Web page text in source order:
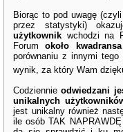
Biorąc to pod uwagę
przez statystyki)
użytkownik wchodzi na
Forumokoło kwadransa
porównaniu z innymi
wynik, za który Wam
Codziennieodwiedzani
unikalnych
jest unikalny również
ile osób TAK